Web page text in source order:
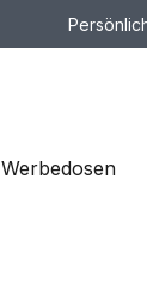
Werbedosen